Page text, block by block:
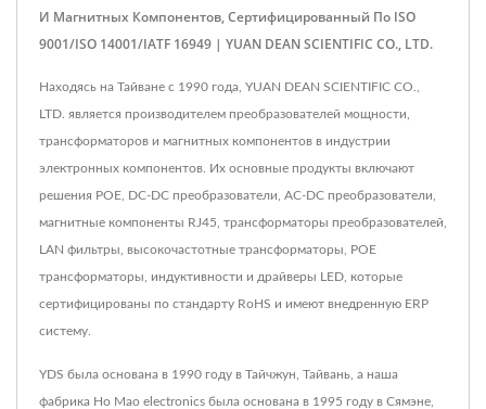
И Магнитных Компонентов, Сертифицированный По ISO
9001/ISO 14001/IATF 16949 | YUAN DEAN SCIENTIFIC CO., LTD.
Находясь на Тайване с 1990 года, YUAN DEAN SCIENTIFIC CO.,
LTD. является производителем преобразователей мощности,
трансформаторов и магнитных компонентов в индустрии
электронных компонентов. Их основные продукты включают
решения POE, DC-DC преобразователи, AC-DC преобразователи,
магнитные компоненты RJ45, трансформаторы преобразователей,
LAN фильтры, высокочастотные трансформаторы, POE
трансформаторы, индуктивности и драйверы LED, которые
сертифицированы по стандарту RoHS и имеют внедренную ERP
систему.
YDS была основана в 1990 году в Тайчжун, Тайвань, а наша
фабрика Ho Mao electronics была основана в 1995 году в Сямэне,